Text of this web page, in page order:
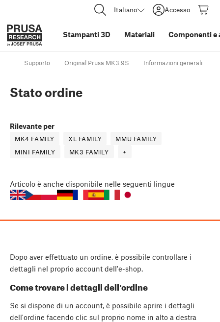
Italiano Accesso
Stampanti 3D Materiali Componenti e
Supporto Original Prusa MK3.9S Informazioni generali
Stato ordine
Rilevante per
MK4 FAMILY XL FAMILY
MMU FAMILY
MINI FAMILY
MK3 FAMILY +
Articolo è anche disponibile nelle seguenti lingue
Dopo aver effettuato un ordine, è possibile controllare i
dettagli nel proprio account dell'e-shop.
Come trovare i dettagli dell'ordine
Se si dispone di un account, è possibile aprire i dettagli
dell'ordine facendo clic sul proprio nome in alto a destra